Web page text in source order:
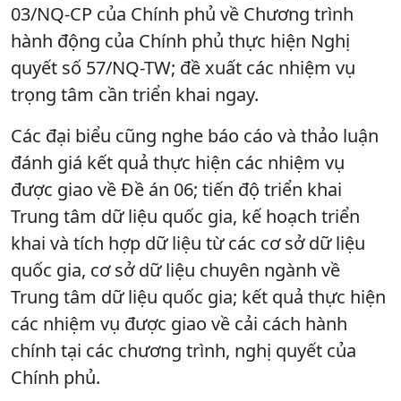
03/NQ-CP của Chính phủ về Chương trình
hành động của Chính phủ thực hiện Nghị
quyết số 57/NQ-TW; đề xuất các nhiệm vụ
trọng tâm cần triển khai ngay.
Các đại biểu cũng nghe báo cáo và thảo luận
đánh giá kết quả thực hiện các nhiệm vụ
được giao về Đề án 06; tiến độ triển khai
Trung tâm dữ liệu quốc gia, kế hoạch triển
khai và tích hợp dữ liệu từ các cơ sở dữ liệu
quốc gia, cơ sở dữ liệu chuyên ngành về
Trung tâm dữ liệu quốc gia; kết quả thực hiện
các nhiệm vụ được giao về cải cách hành
chính tại các chương trình, nghị quyết của
Chính phủ.